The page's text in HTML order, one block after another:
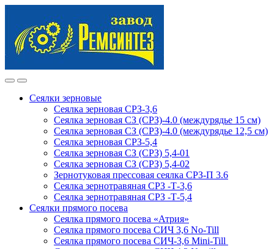
navigation
content
Сеялки зерновые
Сеялка зерновая СРЗ-3,6
Сеялка зерновая СЗ (СРЗ)-4.0 (междурядье 15 см)
Сеялка зерновая СЗ (СРЗ)-4.0 (междурядье 12,5 см)
Сеялка зерновая СРЗ-5,4
Сеялка зерновая СЗ (СРЗ) 5,4-01
Сеялка зерновая СЗ (СРЗ) 5,4-02
Зернотуковая прессовая сеялка СРЗ-П 3.6
Сеялка зернотравяная СРЗ -Т-3,6
Сеялка зернотравяная СРЗ -Т-5,4
Сеялки прямого посева
Сеялка прямого посева «Атрия»
Сеялка прямого посева СИЧ 3,6 No-Till
Сеялка прямого посева СИЧ-3,6 Mini-Till